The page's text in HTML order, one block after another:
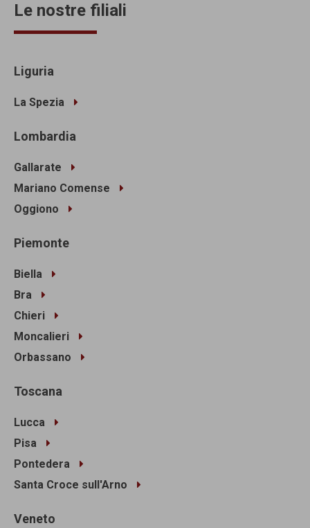
Le nostre filiali
Liguria
La Spezia
Lombardia
Gallarate
Mariano Comense
Oggiono
Piemonte
Biella
Bra
Chieri
Moncalieri
Orbassano
Toscana
Lucca
Pisa
Pontedera
Santa Croce sull'Arno
Veneto